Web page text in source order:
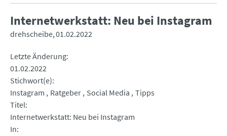
Internetwerkstatt: Neu bei Instagram
drehscheibe 01.02.2022
Letzte Änderung
01.02.2022
Stichwort(e)
Instagram
Ratgeber Social Media Tipps
Titel
Internetwerkstatt: Neu bei Instagram
In